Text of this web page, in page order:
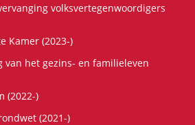
volksvertegenwoordigers
Kamer (2023-)
van het gezins- en familieleven
(2022-)
(2021-)